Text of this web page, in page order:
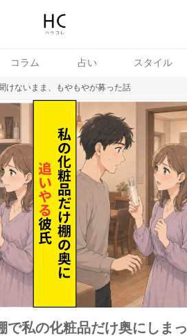
コラム 占い スタイル
けないまま、もやもやが募った話
で私の化粧品だけ奥にしまっ